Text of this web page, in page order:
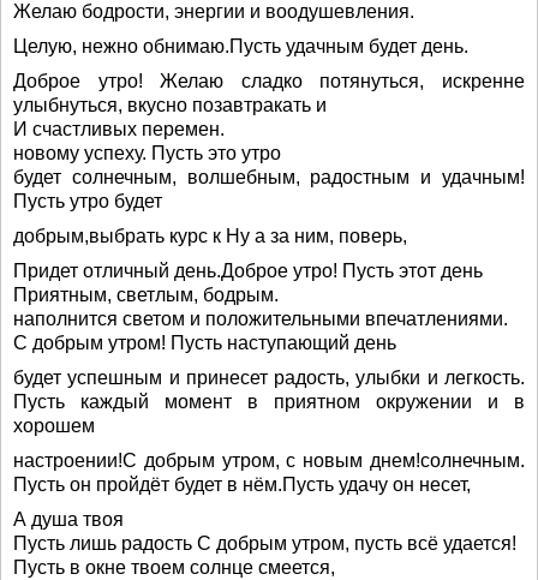
Желаю бодрости, энергии и воодушевления.
Целую, нежно обнимаю.Пусть удачным будет день.
Доброе утро! Желаю сладко потянуться, искренне
улыбнуться, вкусно позавтракать и
И счастливых перемен.
новому успеху. Пусть это утро
будет солнечным, волшебным, радостным и удачным!
Пусть утро будет
добрым,выбрать курс к Ну а за ним, поверь,
Придет отличный день.Доброе утро! Пусть этот день
Приятным, светлым, бодрым.
наполнится светом и положительными впечатлениями.
С добрым утром! Пусть наступающий день
будет успешным и принесет радость, улыбки и легкость.
Пусть каждый момент в приятном окружении и в
хорошем
настроении!С добрым утром, с новым днем!солнечным.
Пусть он пройдёт будет в нём.Пусть удачу он несет,
А душа твоя
Пусть лишь радость С добрым утром, пусть всё удается!
Пусть в окне твоем солнце смеется,